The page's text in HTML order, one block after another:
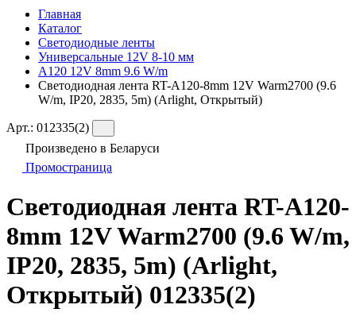
Главная
Каталог
Светодиодные ленты
Универсальные 12V 8-10 мм
A120 12V 8mm 9.6 W/m
Светодиодная лента RT-A120-8mm 12V Warm2700 (9.6
W/m, IP20, 2835, 5m) (Arlight, Открытый)
Арт.: 012335(2)
Произведено в Беларуси
Промостраница
Светодиодная лента RT-A120-
8mm 12V Warm2700 (9.6 W/m,
IP20, 2835, 5m) (Arlight,
Открытый) 012335(2)